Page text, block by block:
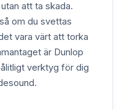
att ta skada.
om du svettas
vara värt att torka
är Dunlop
verktyg för dig